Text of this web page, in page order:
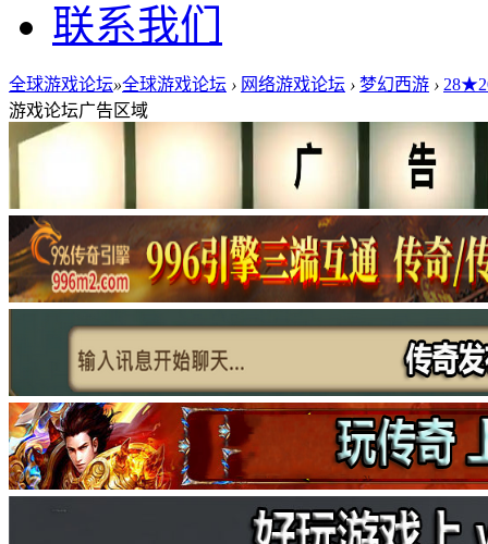
联系我们
全球游戏论坛»全球游戏论坛 › 网络游戏论坛 › 梦幻西游 ›
游戏论坛广告区域